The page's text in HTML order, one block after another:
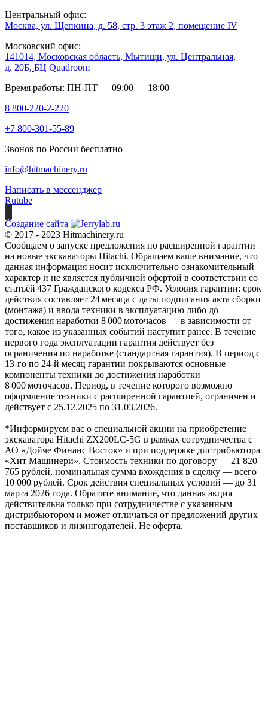
Центральный офис:
Москва, ул. Щепкина, д. 58, стр. 3 этаж 2, помещение IV
Московский офис:
141014, Московская область, Мытищи, ул. Центральная,
д. 20Б, БЦ Quadroom
Время работы: ПН-ПТ — 09:00 — 18:00
8 800-220-2-220
+7 800-301-55-89
Звонок по России бесплатно
info@hitmachinery.ru
Написать в мессенджер
Rutube
Создание сайта
© 2017 - 2023 Hitmachinery.ru
Сообщаем о запуске предложения по расширенной гарантии
на новые экскаваторы Hitachi. Обращаем ваше внимание, что
данная информация носит исключительно ознакомительный
характер и не является публичной офертой в соответствии со
статьёй 437 Гражданского кодекса РФ. Условия гарантии: срок
действия составляет 24 месяца с даты подписания акта сборки
(монтажа) и ввода техники в эксплуатацию либо до
достижения наработки 8 000 моточасов — в зависимости от
того, какое из указанных событий наступит ранее. В течение
первого года эксплуатации гарантия действует без
ограничения по наработке (стандартная гарантия). В период с
13‑го по 24‑й месяц гарантии покрываются основные
компоненты техники до достижения наработки
8 000 моточасов. Период, в течение которого возможно
оформление техники с расширенной гарантией, ограничен и
действует с 25.12.2025 по 31.03.2026.
*Информируем вас о специальной акции на приобретение
экскаватора Hitachi ZX200LC-5G в рамках сотрудничества с
АО «Дойче Финанс Восток» и при поддержке дистрибьютора
«Хит Машинери». Стоимость техники по договору — 21 820
765 рублей, номинальная сумма вхождения в сделку — всего
10 000 рублей. Срок действия специальных условий — до 31
марта 2026 года. Обратите внимание, что данная акция
действительна только при сотрудничестве с указанным
дистрибьютором и может отличаться от предложений других
поставщиков и лизингодателей. Не оферта.